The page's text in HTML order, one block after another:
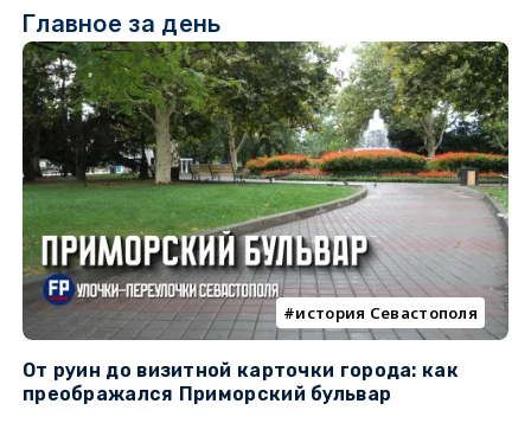
Главное за день
история Севастополя
От руин до визитной карточки города: как
преображался Приморский бульвар